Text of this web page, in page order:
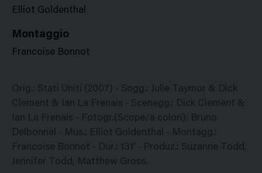
Elliot Goldenthal
Montaggio
Francoise Bonnot
Orig.: Stati Uniti (2007) - Sogg.: Julie Taymor & Dick
Clement & Ian La Frenais - Scenegg.: Dick Clement &
Ian La Frenais - Fotogr.(Scope/a colori): Bruno
Delbonnel - Mus.: Elliot Goldenthal - Montagg.:
Francoise Bonnot - Dur.: 131' - Produz.: Suzanne Todd,
Jennifer Todd, Matthew Gross.